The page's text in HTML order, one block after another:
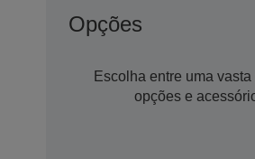
Opções
Escolha entre uma vasta
opções e